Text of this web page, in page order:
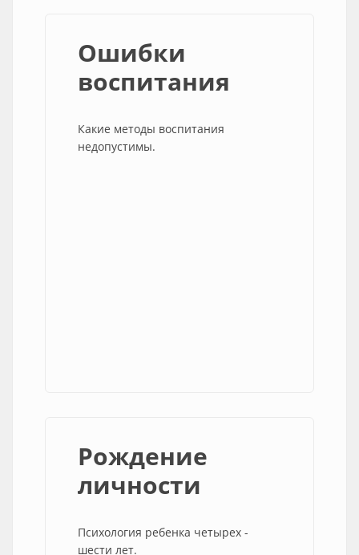
Ошибки
воспитания
Какие методы воспитания
недопустимы.
Рождение
личности
Психология ребенка четырех -
шести лет.